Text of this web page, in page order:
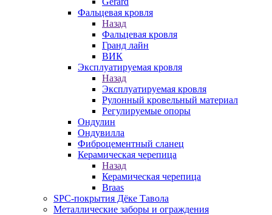
Фальцевая кровля
Назад
Фальцевая кровля
Гранд лайн
ВИК
Эксплуатируемая кровля
Назад
Эксплуатируемая кровля
Рулонный кровельный материал
Регулируемые опоры
Ондулин
Ондувилла
Фиброцементный сланец
Керамическая черепица
Назад
Керамическая черепица
Braas
SPC-покрытия Дёке Тавола
Металлические заборы и ограждения